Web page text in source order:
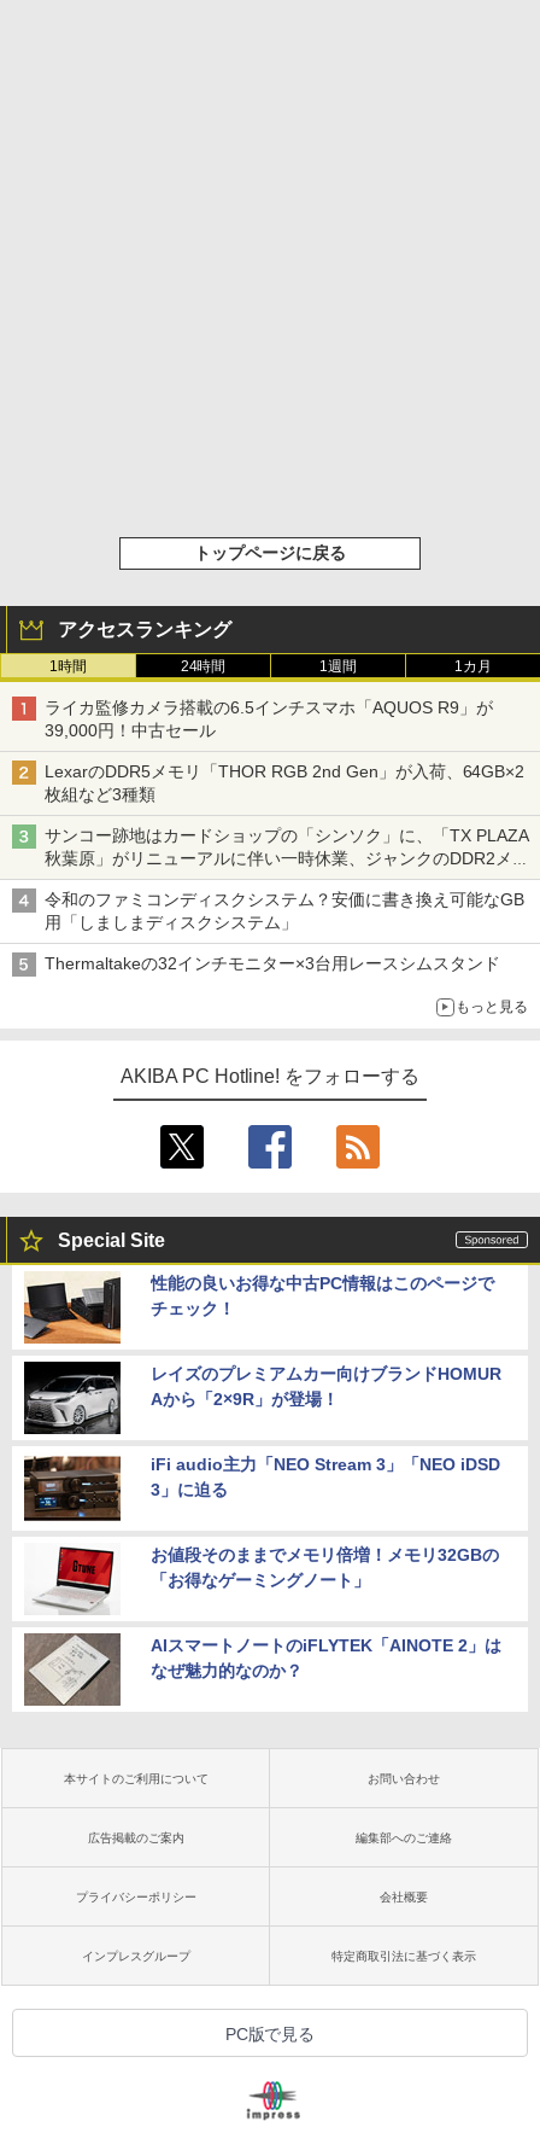
トップページに戻る
アクセスランキング
1時間 24時間 1週間 1カ月
ライカ監修カメラ搭載の6.5インチスマホ「AQUOS R9」が
39,000円！中古セール
LexarのDDR5メモリ「THOR RGB 2nd Gen」が入荷、64GB×2
枚組など3種類
サンコー跡地はカードショップの「シンソク」に、「TX PLAZA
秋葉原」がリニューアルに伴い一時休業、ジャンクのDDR2メモ
リが100円で販売など～ 最近の秋葉原 ～
令和のファミコンディスクシステム？安価に書き換え可能なGB
用「しましまディスクシステム」
Thermaltakeの32インチモニター×3台用レースシムスタンド
もっと見る
AKIBA PC Hotline! をフォローする
Special Site
性能の良いお得な中古PC情報はこのページで
チェック！
レイズのプレミアムカー向けブランドHOMUR
Aから「2×9R」が登場！
iFi audio主力「NEO Stream 3」「NEO iDSD
3」に迫る
お値段そのままでメモリ倍増！メモリ32GBの
「お得なゲーミングノート」
AIスマートノートのiFLYTEK「AINOTE 2」は
なぜ魅力的なのか？
本サイトのご利用について お問い合わせ
広告掲載のご案内 編集部へのご連絡
プライバシーポリシー 会社概要
インプレスグループ 特定商取引法に基づく表示
PC版で見る